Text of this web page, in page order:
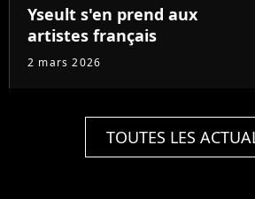
Yseult s'en prend aux
artistes français
2 mars 2026
TOUTES LES